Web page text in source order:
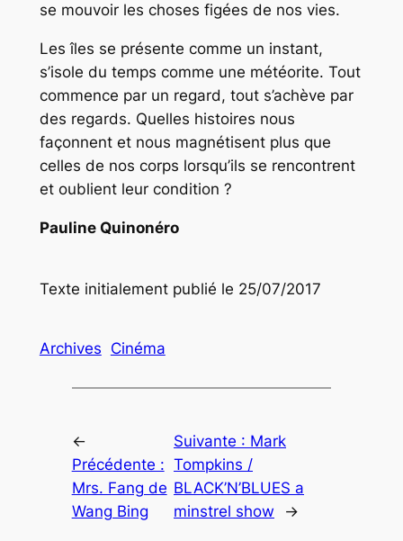
se mouvoir les choses figées de nos vies.
Les îles se présente comme un instant,
s’isole du temps comme une météorite. Tout
commence par un regard, tout s’achève par
des regards. Quelles histoires nous
façonnent et nous magnétisent plus que
celles de nos corps lorsqu’ils se rencontrent
et oublient leur condition ?
Pauline Quinonéro
Texte initialement publié le 25/07/2017
Archives Cinéma
←
Précédente :
Mrs. Fang de
Wang Bing
Suivante : Mark
Tompkins /
BLACK’N’BLUES a
minstrel show
→